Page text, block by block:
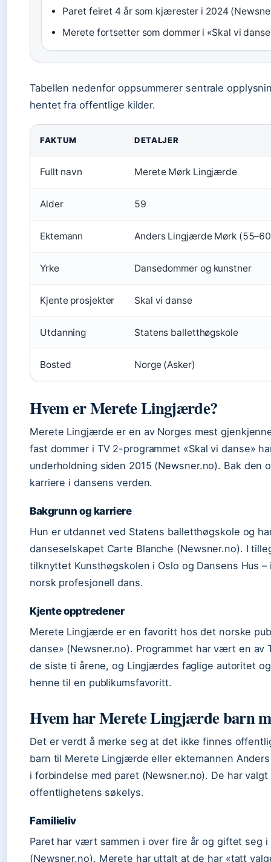
Paret feiret 4 år som kjærester i 2024
Merete fortsetter som dommer i «Skal vi
Tabellen nedenfor oppsummerer sentrale
hentet fra offentlige kilder.
FAKTUM DETALJER
Fullt navn Merete Mørk Lingjærde
Alder 59
Ektemann Anders Lingjærde Mørk
Yrke Dansedommer og kunstner
Kjente prosjekter Skal vi danse
Utdanning Statens balletthøgskole
Bosted Norge (Asker)
Hvem er Merete Lingjærde?
Merete Lingjærde er en av Norges mest
fast dommer i TV 2-programmet «Skal vi danse»
underholdning siden 2015 (Newsner.no). Bak den
karriere i dansens verden.
Bakgrunn og karriere
Hun er utdannet ved Statens balletthøgskole og
danseselskapet Carte Blanche (Newsner.no). I
tilknyttet Kunsthøgskolen i Oslo og Dansens Hus
norsk profesjonell dans.
Kjente opptredener
Merete Lingjærde er en favoritt hos det norske
danse» (Newsner.no). Programmet har vært en
de siste ti årene, og Lingjærdes faglige autoritet
henne til en publikumsfavoritt.
Hvem har Merete Lingjærde barn
Det er verdt å merke seg at det ikke finnes
barn til Merete Lingjærde eller ektemannen
i forbindelse med paret (Newsner.no). De har
offentlighetens søkelys.
Familieliv
Paret har vært sammen i over fire år og giftet seg i
(Newsner.no). Merete har uttalt at de har «tatt